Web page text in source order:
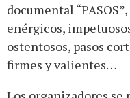
documental
enérgicos,
ostentosos, pasos
firmes y valientes…